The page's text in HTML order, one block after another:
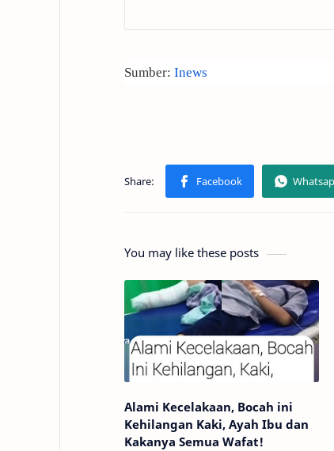
Sumber: Inews
You may like these posts
Alami Kecelakaan, Bocah ini
Kehilangan Kaki, Ayah Ibu dan
Kakanya Semua Wafat!